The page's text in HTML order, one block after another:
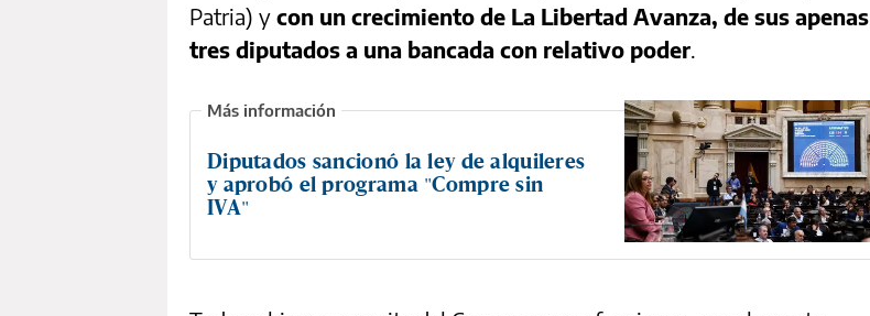
Patria) y con un crecimiento de La Libertad Avanza, de sus apenas
tres diputados a una bancada con relativo poder.
Diputados sancionó la ley de alquileres
y aprobó el programa "Compre sin
IVA"